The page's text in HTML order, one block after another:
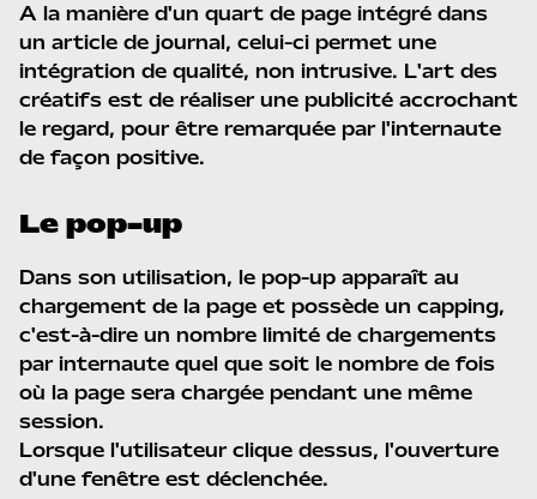
A la manière d'un quart de page intégré dans
un article de journal, celui-ci permet une
intégration de qualité, non intrusive. L'art des
créatifs est de réaliser une publicité accrochant
le regard, pour être remarquée par l'internaute
de façon positive.
Le pop-up
Dans son utilisation, le pop-up apparaît au
chargement de la page et possède un capping,
c'est-à-dire un nombre limité de chargements
par internaute quel que soit le nombre de fois
où la page sera chargée pendant une même
session.
Lorsque l'utilisateur clique dessus, l'ouverture
d'une fenêtre est déclenchée.